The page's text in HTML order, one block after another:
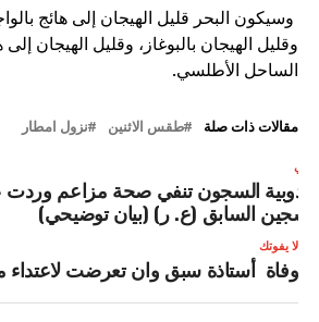
وسيكون البحر قليل الهيجان إلى هائج
وقليل الهيجان بالبوغاز، وقليل الهيجان
الساحل الأطلسي.
مقالات ذات صلة طقس الاثنين نزول امطار
السجون تنفي صحة مزاعم
السابق (ع. ر) (بيان توضيحي)
لا يفوتك
وفاة أستاذة سبق وان تعرضت لاعتداء